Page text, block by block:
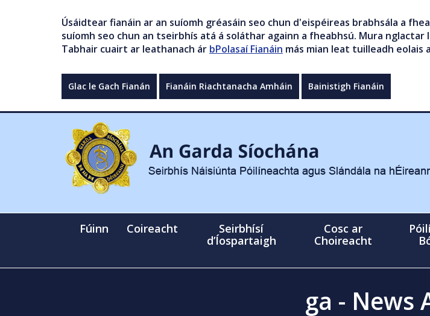
Úsáidtear fianáin ar an suíomh gréasáin seo chun d'eispéireas brabhsála a
suíomh seo chun an tseirbhís atá á soláthar againn a fheabhsú. Mura
Tabhair cuairt ar leathanach ár bPolasaí Fianáin más mian leat tuilleadh eolais
Glac le Gach Fianán Fianáin Riachtanacha Amháin Bainistigh Fianáin
Fúinn Coireacht
Seirbhísí
d’Íospartaigh
Cosc ar
Choireacht
ga - News